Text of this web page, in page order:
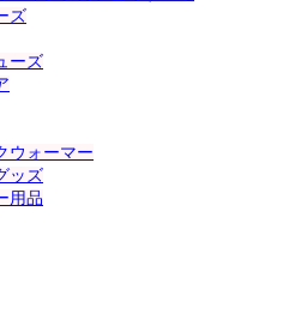
ズ
ーズ
ウォーマー
ッズ
用品